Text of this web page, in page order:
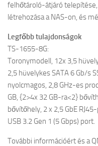
felhőtároló-átjáró
létrehozása a NAS-on, és
Legfőbb tulajdonságok
TS-1655-8G:
Toronymodell, 12x 3,5
2,5 hüvelykes SATA 6 Gb/s
nyolcmagos, 2,8 GHz-es
GB, {2>4x 32 GB-ra<2}
bővítőhely, 2 x 2,5 GbE
USB 3.2 Gen 1 (5 Gbps) port.
További információért és a